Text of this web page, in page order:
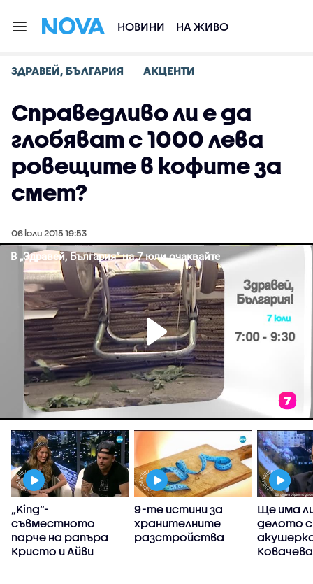
НОВИНИ НА ЖИВО
ЗДРАВЕЙ, БЪЛГАРИЯ АКЦЕНТИ
Справедливо ли е да
глобяват с 1000 лева
ровещите в кофите за
смет?
06 юли 2015 19:53
„King”-
съвместното
парче на рапъра
Кристо и Айви
9-те истини за
хранителните
разстройства
Ще има
делото